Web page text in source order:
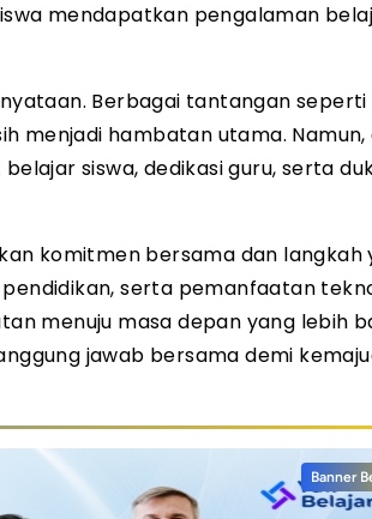
mendapatkan pengalaman
Berbagai tantangan seperti
menjadi hambatan utama. Namun,
siswa, dedikasi guru, serta
komitmen bersama dan langkah
serta pemanfaatan
menuju masa depan yang lebih
jawab bersama demi
Banner